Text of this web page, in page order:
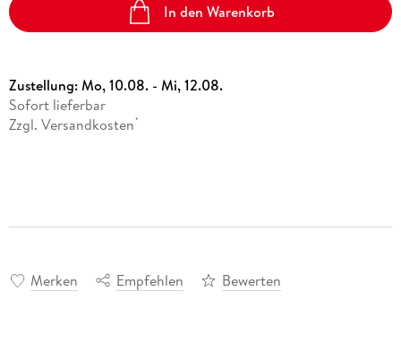
In den Warenkorb
Zustellung:Mo, 10.08. - Mi, 12.08.
Sofort lieferbar
Zzgl. Versandkosten *
Merken Empfehlen Bewerten